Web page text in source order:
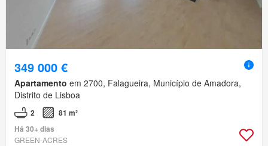
349 000 €
Apartamento em 2700, Falagueira, Município de Amadora,
Distrito de Lisboa
2
81 m²
Há 30+ dias
GREEN-ACRES